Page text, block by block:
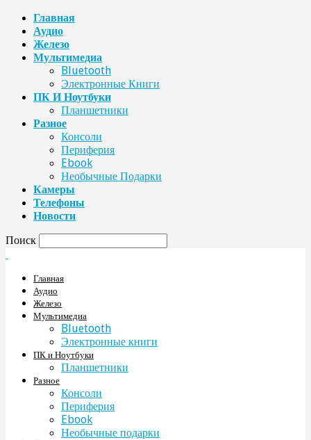
Главная
Аудио
Железо
Мультимедиа
Bluetooth
Электронные Книги
ПК И Ноутбуки
Планшетники
Разное
Консоли
Периферия
Ebook
Необычные Подарки
Камеры
Телефоны
Новости
Поиск
Главная
Аудио
Железо
Мультимедиа
Bluetooth
Электронные книги
ПК и Ноутбуки
Планшетники
Разное
Консоли
Периферия
Ebook
Необычные подарки